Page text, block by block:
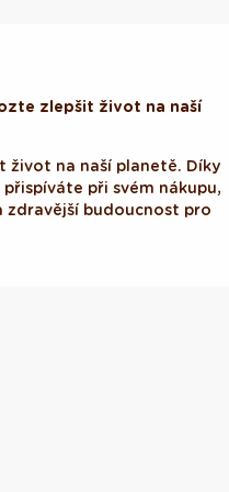
zlepšit život na naší
život na naší planetě. Díky
při svém nákupu,
zdravější budoucnost pro